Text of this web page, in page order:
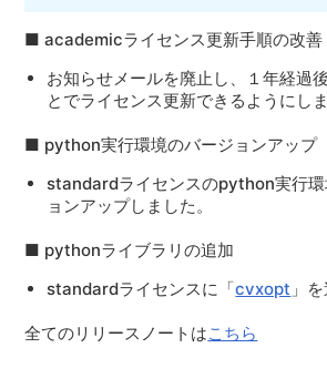
■ academicライセンス更新手順の改善
お知らせメールを廃止し、１年経過
とでライセンス更新できるようにしま
■ python実行環境のバージョンアップ
standardライセンスのpython実行
ョンアップしました。
■ pythonライブラリの追加
standardライセンスに「cvxopt 」
全てのリリースノートはこちら